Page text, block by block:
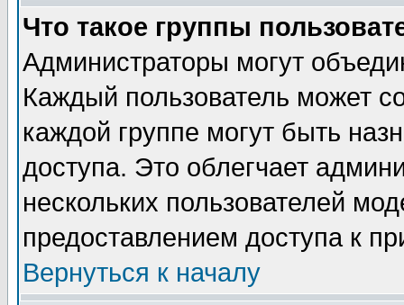
Что такое группы
Администраторы могут
Каждый пользователь может
каждой группе могут быть
доступа. Это облегчает
нескольких пользователей
предоставлением доступа к
Вернуться к началу